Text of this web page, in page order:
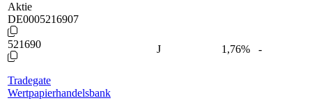
Aktie
DE0005216907
521690
Tradegate
Wertpapierhandelsbank
J 1,76% -